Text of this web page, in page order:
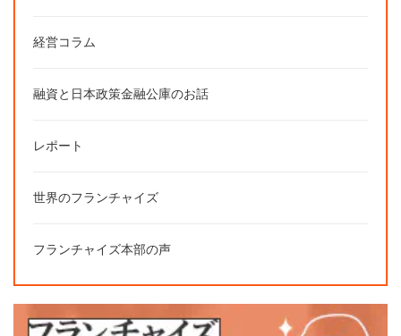
経営コラム
融資と日本政策金融公庫のお話
レポート
世界のフランチャイズ
フランチャイズ本部の声